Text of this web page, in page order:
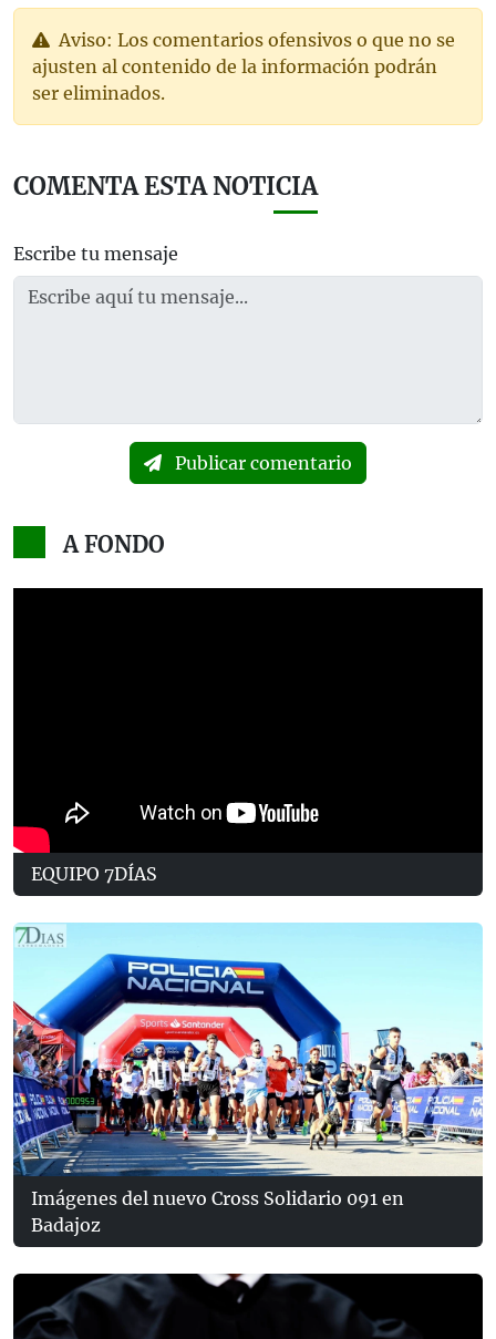
Aviso: Los comentarios ofensivos o que no se
ajusten al contenido de la información podrán
ser eliminados.
COMENTA ESTA NOTICIA
Escribe tu mensaje
Publicar comentario
A FONDO
EQUIPO 7DÍAS
Imágenes del nuevo Cross Solidario 091 en
Badajoz